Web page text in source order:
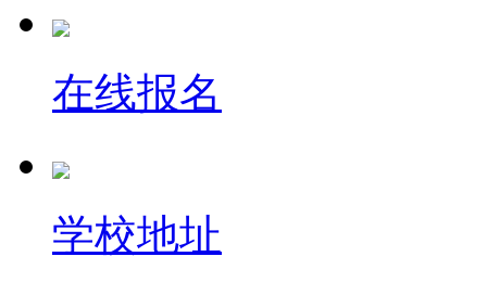
在线报名
学校地址